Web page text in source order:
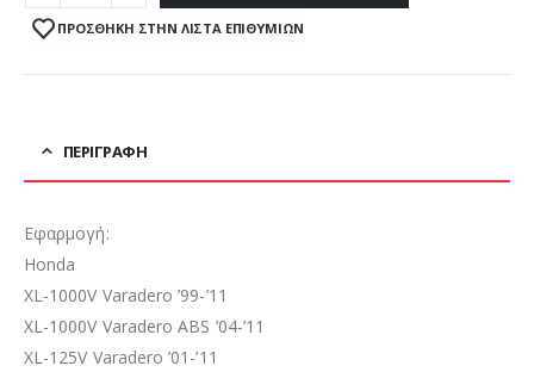
ΠΡΌΣΘΉΚΗ ΣΤΗΝ ΛΊΣΤΑ ΕΠΙΘΥΜΙΏΝ
ΠΕΡΙΓΡΑΦΉ
Εφαρμογή:
Honda
XL-1000V Varadero ’99-’11
XL-1000V Varadero ABS ’04-’11
XL-125V Varadero ’01-’11